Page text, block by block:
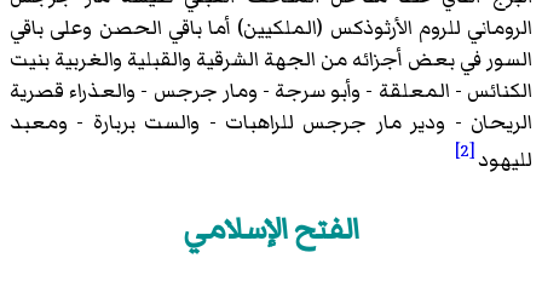
الروماني للروم الأرثوذكس (الملكيين) أما باقي الحصن وعلى باقي
السور في بعض أجزائه من الجهة الشرقية والقبلية والغربية بنيت
الكنائس - المعلقة - وأبو سرجة - ومار جرجس - والعذراء قصرية
الريحان - ودير مار جرجس للراهبات - والست بربارة - ومعبد
لليهود[2]
الفتح الإسلامي